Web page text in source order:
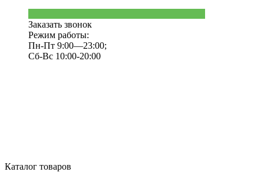
Заказать звонок
Режим работы:
Пн-Пт 9:00—23:00;
Сб-Вс 10:00-20:00
Каталог товаров